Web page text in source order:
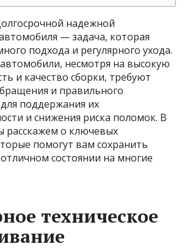
надежной
— задача, которая
подхода и регулярного ухода.
несмотря на высокую
и качество сборки, требуют
и правильного
поддержания их
и снижения риска поломок. В
расскажем о ключевых
помогут вам сохранить
состоянии на многие
техническое